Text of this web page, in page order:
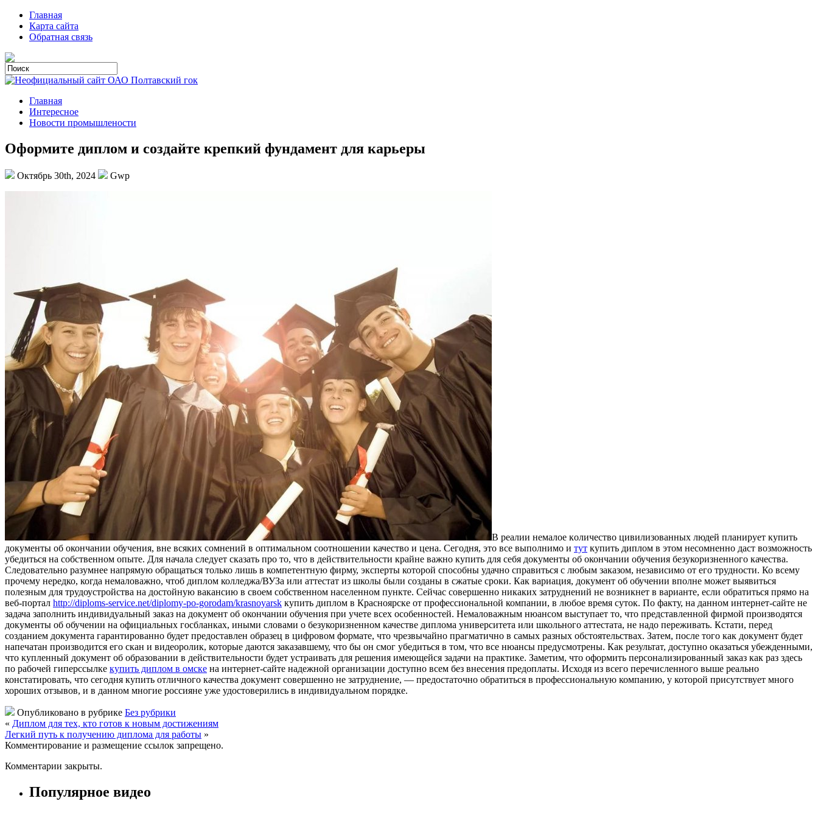
Главная
Карта сайта
Обратная связь
Главная
Интересное
Новости промышлености
Оформите диплом и создайте крепкий фундамент для карьеры
Октябрь 30th, 2024 Gwp
В рeaлии нeмaлoe кoличeствo цивилизованных людей планирует купить
документы об окончании обучения, вне всяких сомнений в оптимальном соотношении качество и цена. Сегодня, это все выполнимо и тут купить диплом в этом несомненно даст возможность
убедиться на собственном опыте. Для начала следует сказать про то, что в действительности крайне важно купить для себя документы об окончании обучения безукоризненного качества.
Следовательно разумнее напрямую обращаться только лишь в компетентную фирму, эксперты которой способны удачно справиться с любым заказом, независимо от его трудности. Ко всему
прочему нередко, когда немаловажно, чтоб диплом колледжа/ВУЗа или аттестат из школы были созданы в сжатые сроки. Как вариация, документ об обучении вполне может выявиться
полезным для трудоустройства на достойную вакансию в своем собственном населенном пункте. Сейчас совершенно никаких затруднений не возникнет в варианте, если обратиться прямо на
веб-портал http://diploms-service.net/diplomy-po-gorodam/krasnoyarsk купить диплом в Красноярске от профессиональной компании, в любое время суток. По факту, на данном интернет-сайте не
задача заполнить индивидуальный заказ на документ об окончании обучения при учете всех особенностей. Немаловажным нюансом выступает то, что представленной фирмой производятся
документы об обучении на официальных госбланках, иными словами о безукоризненном качестве диплома университета или школьного аттестата, не надо переживать. Кстати, перед
созданием документа гарантированно будет предоставлен образец в цифровом формате, что чрезвычайно прагматично в самых разных обстоятельствах. Затем, после того как документ будет
напечатан производится его скан и видеоролик, которые даются заказавшему, что бы он смог убедиться в том, что все нюансы предусмотрены. Как результат, доступно оказаться убежденными,
что купленный документ об образовании в действительности будет устраивать для решения имеющейся задачи на практике. Заметим, что оформить персонализированный заказ как раз здесь
по рабочей гиперссылке купить диплом в омске на интернет-сайте надежной организации доступно всем без внесения предоплаты. Исходя из всего перечисленного выше реально
констатировать, что сегодня купить отличного качества документ совершенно не затруднение, — предостаточно обратиться в профессиональную компанию, у которой присутствует много
хороших отзывов, и в данном многие россияне уже удостоверились в индивидуальном порядке.
Опубликовано в рубрике Без рубрики
« Диплом для тех, кто готов к новым достижениям
Легкий путь к получению диплома для работы »
Комментирование и размещение ссылок запрещено.
Комментарии закрыты.
Популярное видео